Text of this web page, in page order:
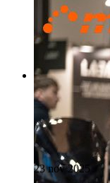
23 nov 2025